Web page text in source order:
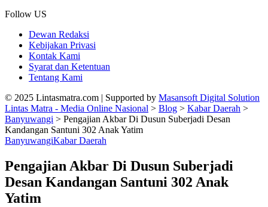
Follow US
Dewan Redaksi
Kebijakan Privasi
Kontak Kami
Syarat dan Ketentuan
Tentang Kami
© 2025 Lintasmatra.com | Supported by Masansoft Digital Solution
Lintas Matra - Media Online Nasional > Blog > Kabar Daerah >
Banyuwangi > Pengajian Akbar Di Dusun Suberjadi Desan
Kandangan Santuni 302 Anak Yatim
BanyuwangiKabar Daerah
Pengajian Akbar Di Dusun Suberjadi
Desan Kandangan Santuni 302 Anak
Yatim